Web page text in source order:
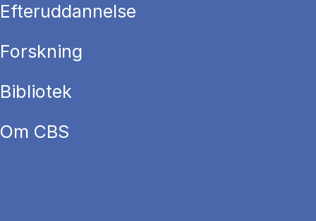
Efteruddannelse
Forskning
Bibliotek
Om CBS